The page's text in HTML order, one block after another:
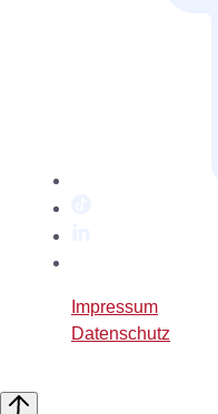
XImpressum
Datenschutz